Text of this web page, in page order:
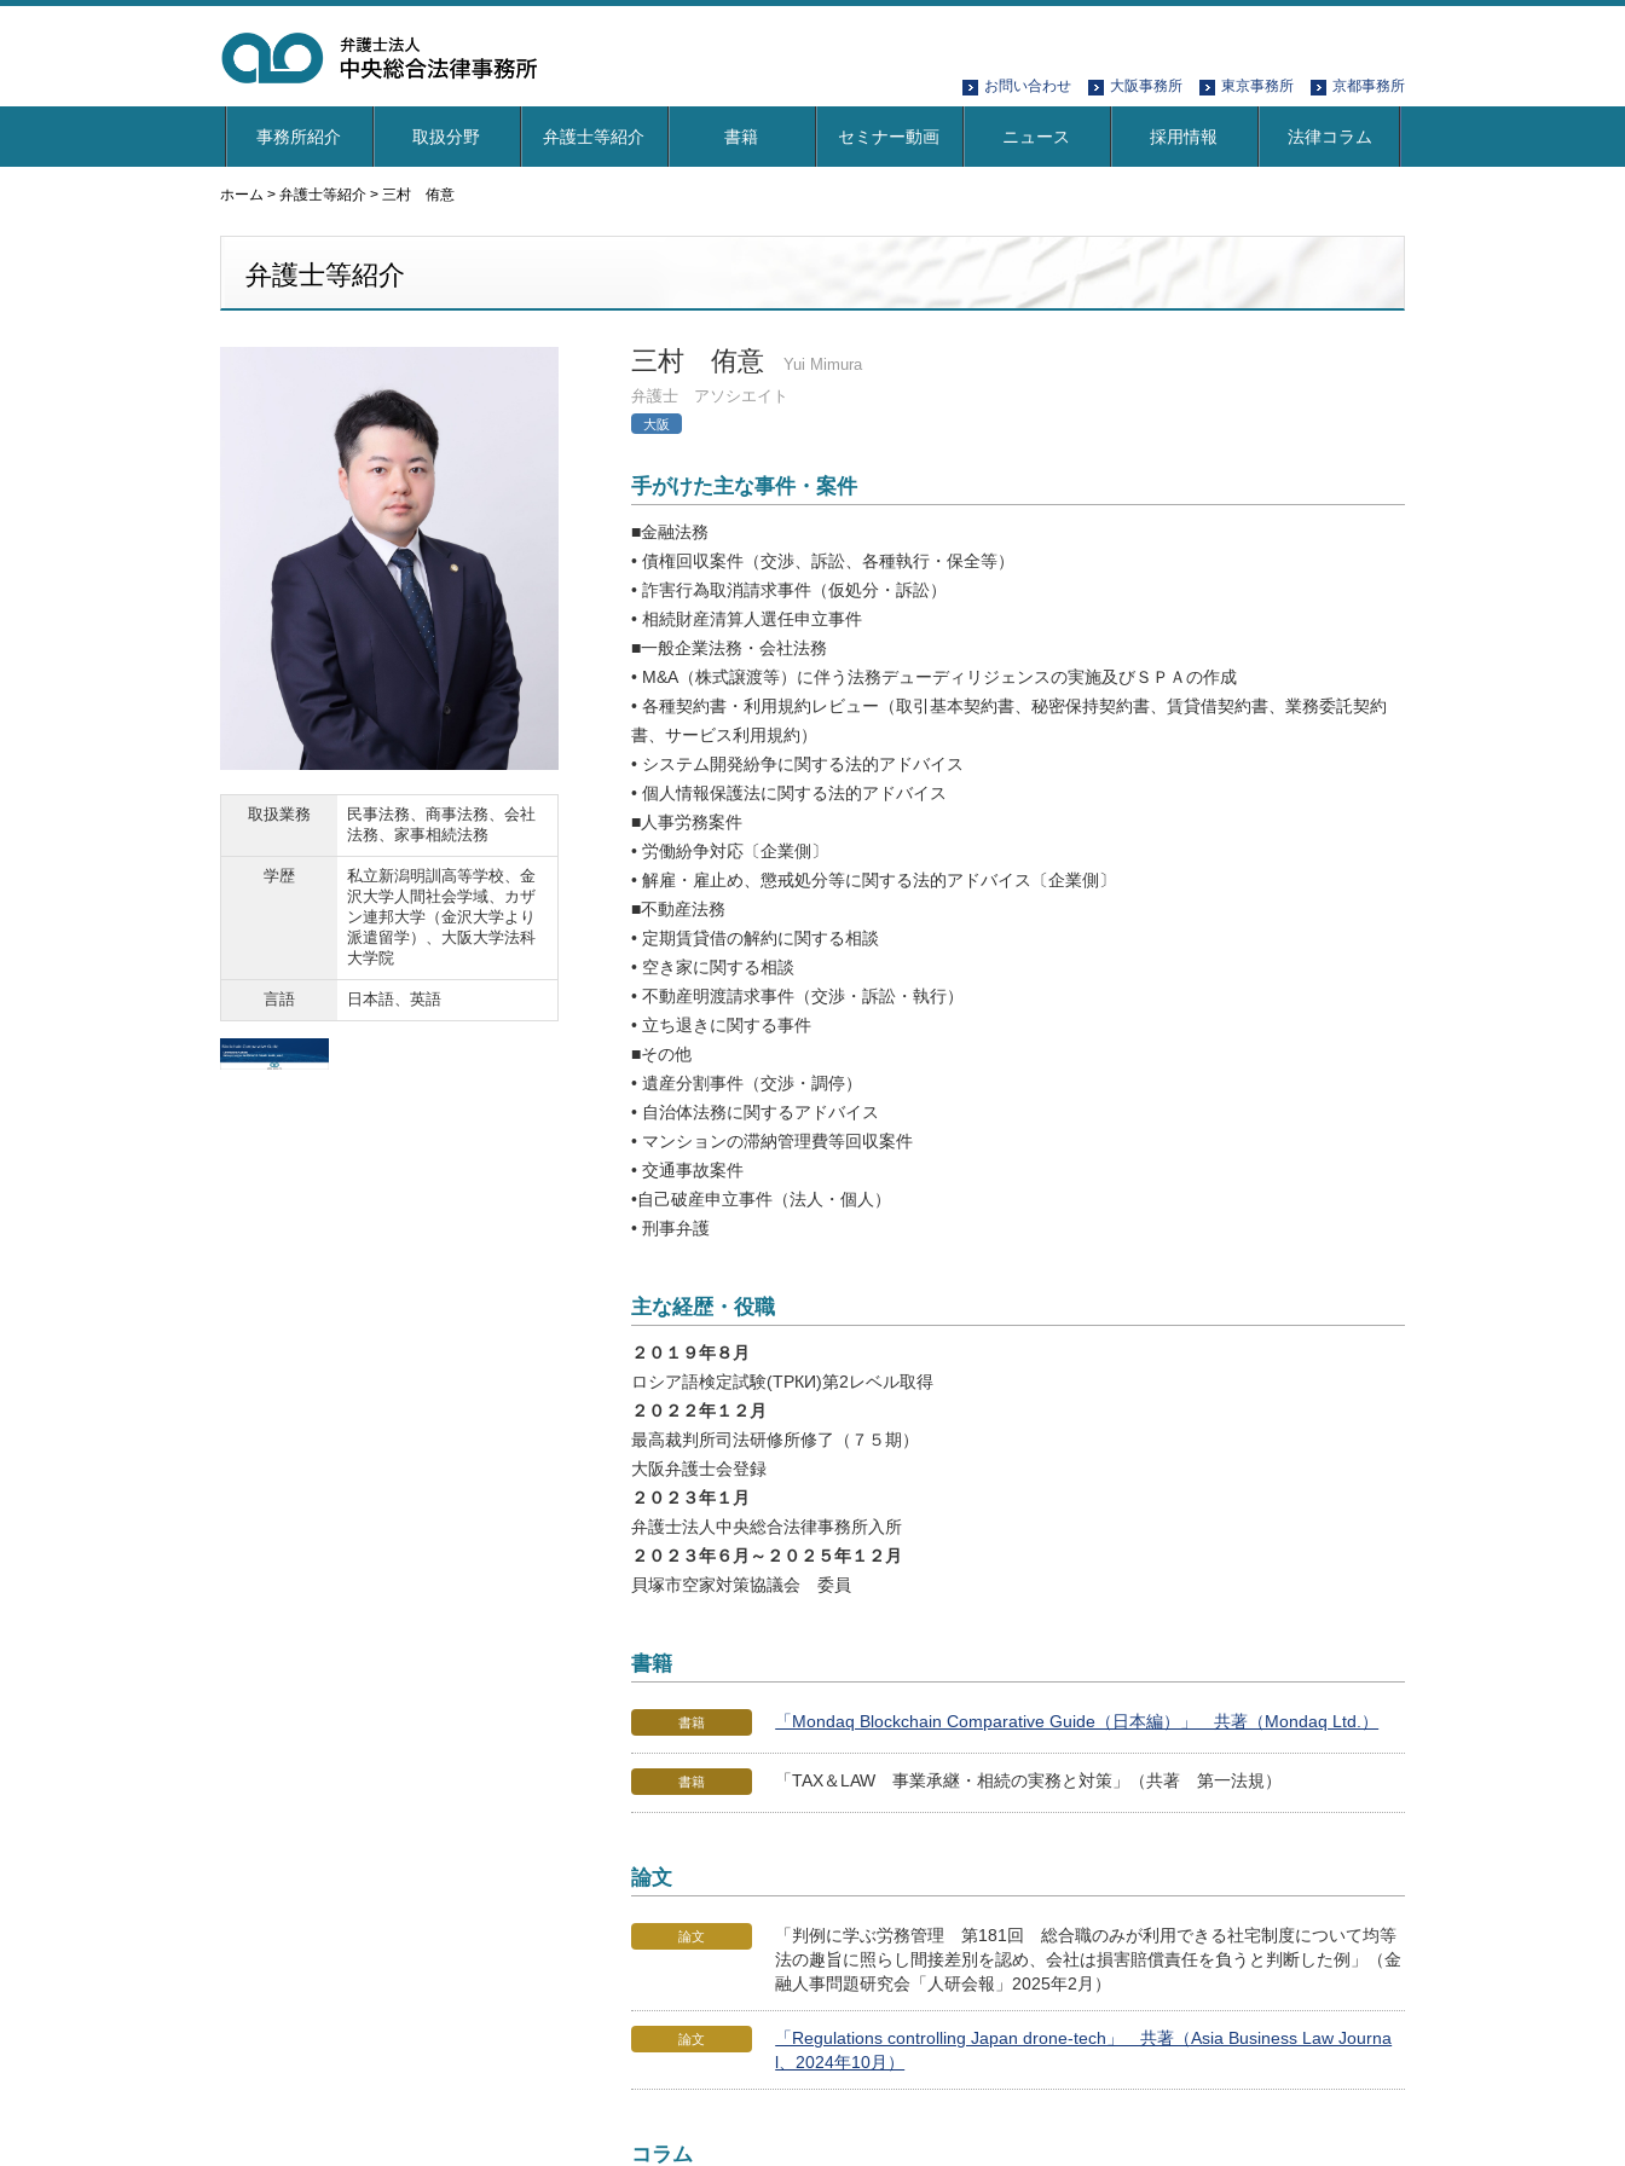
お問い合わせ 大阪事務所 東京事務所 京都事務所
事務所紹介 取扱分野 弁護士等紹介 書籍 セミナー動画 ニュース 採用情報 法律コラム
ホーム > 弁護士等紹介 > 三村 侑意
弁護士等紹介
三村 侑意
Yui Mimura
弁護士 アソシエイト
大阪
手がけた主な事件・案件
■金融法務
• 債権回収案件（交渉、訴訟、各種執行・保全等）
• 詐害行為取消請求事件（仮処分・訴訟）
• 相続財産清算人選任申立事件
■一般企業法務・会社法務
• M&A（株式譲渡等）に伴う法務デューディリジェンスの実施及びＳＰＡの作成
• 各種契約書・利用規約レビュー（取引基本契約書、秘密保持契約書、賃貸借契約書、業務委託契約
書、サービス利用規約）
• システム開発紛争に関する法的アドバイス
• 個人情報保護法に関する法的アドバイス
■人事労務案件
• 労働紛争対応〔企業側〕
• 解雇・雇止め、懲戒処分等に関する法的アドバイス〔企業側〕
■不動産法務
• 定期賃貸借の解約に関する相談
• 空き家に関する相談
• 不動産明渡請求事件（交渉・訴訟・執行）
• 立ち退きに関する事件
■その他
• 遺産分割事件（交渉・調停）
• 自治体法務に関するアドバイス
• マンションの滞納管理費等回収案件
• 交通事故案件
•自己破産申立事件（法人・個人）
• 刑事弁護
主な経歴・役職
２０１９年８月
ロシア語検定試験(ТРКИ)第2レベル取得
２０２２年１２月
最高裁判所司法研修所修了（７５期）
大阪弁護士会登録
２０２３年１月
弁護士法人中央総合法律事務所入所
２０２３年６月～２０２５年１２月
貝塚市空家対策協議会 委員
書籍
書籍 「Mondaq Blockchain Comparative Guide（日本編）」 共著（Mondaq Ltd.）
書籍 「TAX＆LAW 事業承継・相続の実務と対策」（共著 第一法規）
論文
論文
「判例に学ぶ労務管理 第181回 総合職のみが利用できる社宅制度について均等
法の趣旨に照らし間接差別を認め、会社は損害賠償責任を負うと判断した例」（金
融人事問題研究会「人研会報」2025年2月）
論文
「Regulations controlling Japan drone-tech」 共著（Asia Business Law Journa
l、2024年10月）
コラム
取扱業務
民事法務、商事法務、会社
法務、家事相続法務
学歴
私立新潟明訓高等学校、金
沢大学人間社会学域、カザ
ン連邦大学（金沢大学より
派遣留学）、大阪大学法科
大学院
言語 日本語、英語